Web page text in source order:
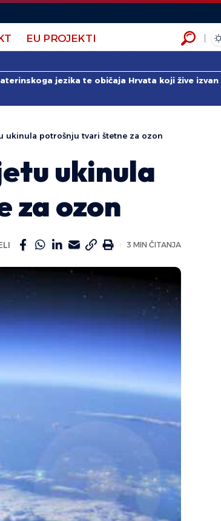
EU PROJEKTI
jezika te običaja Hrvata koji žive izvan
ukinula potrošnju tvari štetne za ozon
ukinula
za ozon
3 MIN ČITANJA